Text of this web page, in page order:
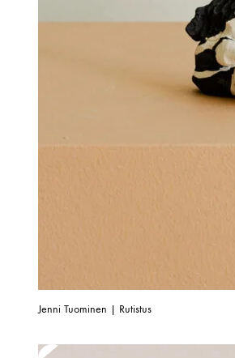
Jenni Tuominen | Rutistus